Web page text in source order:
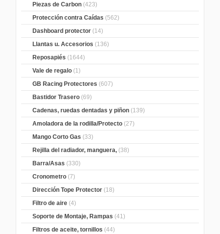
Piezas de Carbon (423)
Protección contra Caídas (562)
Dashboard protector (14)
Llantas u. Accesorios (136)
Reposapiés (1644)
Vale de regalo (1)
GB Racing Protectores (607)
Bastidor Trasero (69)
Cadenas, ruedas dentadas y piñon (139)
Amoladora de la rodilla/Protecto (27)
Mango Corto Gas (33)
Rejilla del radiador, manguera, (38)
Barra/Asas (330)
Cronometro (7)
Dirección Tope Protector (18)
Filtro de aire (4)
Soporte de Montaje, Rampas (41)
Filtros de aceite, tornillos (44)